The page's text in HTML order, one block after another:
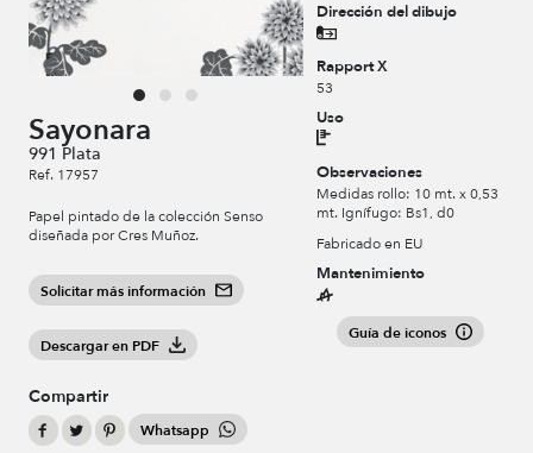
Sayonara
991 Plata
Ref. 17957
Papel pintado de la colección Senso
diseñada por Cres Muñoz.
Solicitar más información
Descargar en PDF
Compartir
Whatsapp
Dirección del dibujo
Rapport X
53
Uso
Observaciones
Medidas rollo: 10 mt. x 0,53
mt. Ignífugo: Bs1, d0
Fabricado en EU
Mantenimiento
Guía de iconos